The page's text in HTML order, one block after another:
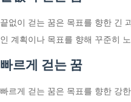
끝없이 걷는 꿈은 목표를 향한 긴
인 계획이나 목표를 향해 꾸준히
빠르게 걷는 꿈
빠르게 걷는 꿈은 목표를 향한 강